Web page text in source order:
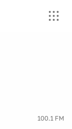
100.1 FM